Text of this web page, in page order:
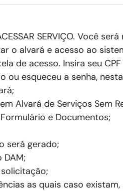
SERVIÇO. Você
o alvará e acesso ao
de acesso. Insira seu
ou esqueceu a senha,
Alvará de Serviços Sem
e Documentos;
será gerado;
DAM;
as quais caso